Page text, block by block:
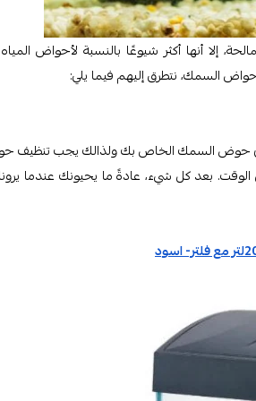
إلا أنها أكثر شيوعًا بالنسبة لأحواض
السمك، نتطرق إليهم فيما يلي:
في حوض السمك الخاص بك ولذالك يجب
بعد كل شيء، عادةً ما يحيونك عندما